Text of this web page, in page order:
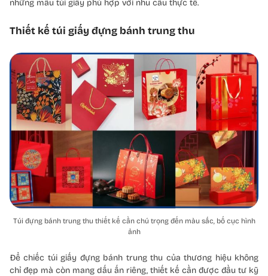
những mẫu túi giấy phù hợp với nhu cầu thực tế.
Thiết kế túi giấy đựng bánh trung thu
Túi đựng bánh trung thu thiết kế cần chú trọng đến màu sắc, bố cục hình
ảnh
Để chiếc túi giấy đựng bánh trung thu của thương hiệu không
chỉ đẹp mà còn mang dấu ấn riêng, thiết kế cần được đầu tư kỹ